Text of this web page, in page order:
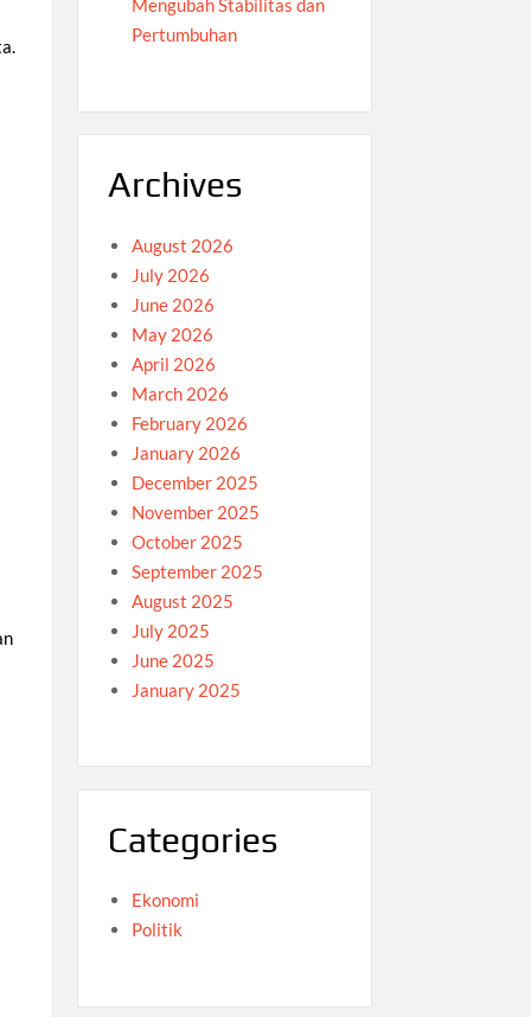
Mengubah Stabilitas dan
Pertumbuhan
Archives
August 2026
July 2026
June 2026
May 2026
April 2026
March 2026
February 2026
January 2026
December 2025
November 2025
October 2025
September 2025
August 2025
July 2025
June 2025
January 2025
Categories
Ekonomi
Politik